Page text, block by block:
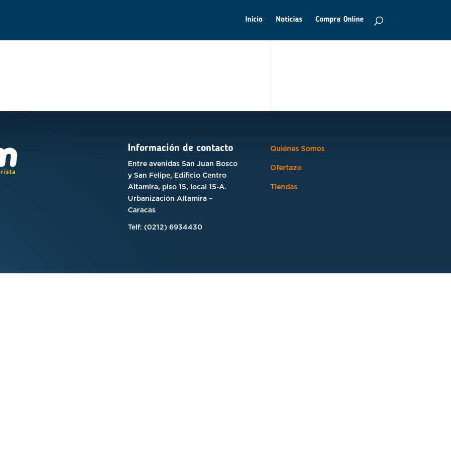
Inicio Noticias Compra Online
Información de contacto
Entre avenidas San Juan Bosco
y San Felipe, Edificio Centro
Altamira, piso 15, local 15-A.
Urbanización Altamira –
Caracas
Telf: (0212) 6934430
Quiénes Somos
Ofertazo
Tiendas